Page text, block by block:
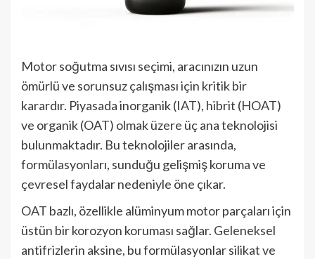
Motor soğutma sıvısı seçimi, aracınızın uzun
ömürlü ve sorunsuz çalışması için kritik bir
karardır. Piyasada inorganik (IAT), hibrit (HOAT)
ve organik (OAT) olmak üzere üç ana teknolojisi
bulunmaktadır. Bu teknolojiler arasında,
formülasyonları, sunduğu gelişmiş koruma ve
çevresel faydalar nedeniyle öne çıkar.
OAT bazlı, özellikle alüminyum motor parçaları için
üstün bir korozyon koruması sağlar. Geleneksel
antifrizlerin aksine, bu formülasyonlar silikat ve